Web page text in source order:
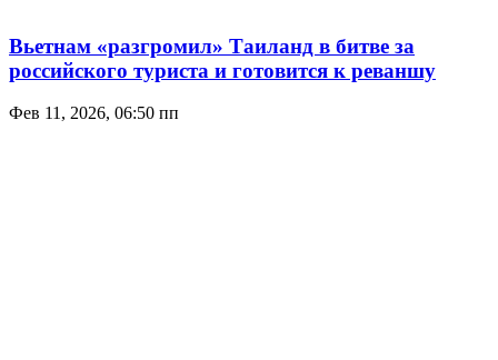
Вьетнам «разгромил» Таиланд в битве за
российского туриста и готовится к реваншу
Фев 11, 2026, 06:50 пп